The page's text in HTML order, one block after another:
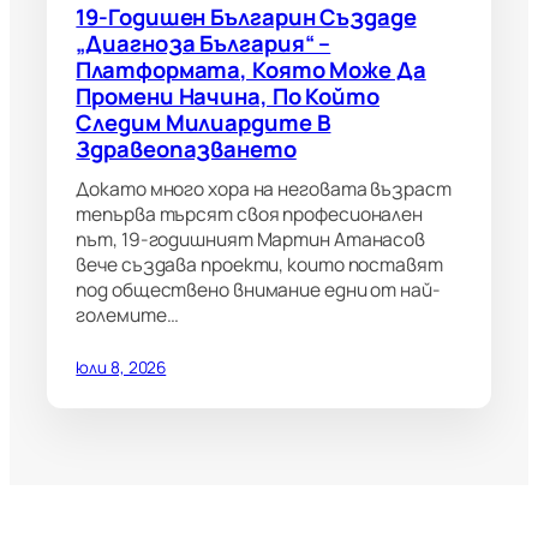
19-Годишен Българин Създаде
„Диагноза България“ –
Платформата, Която Може Да
Промени Начина, По Който
Следим Милиардите В
Здравеопазването
Докато много хора на неговата възраст
тепърва търсят своя професионален
път, 19-годишният Мартин Атанасов
вече създава проекти, които поставят
под обществено внимание едни от най-
големите…
юли 8, 2026